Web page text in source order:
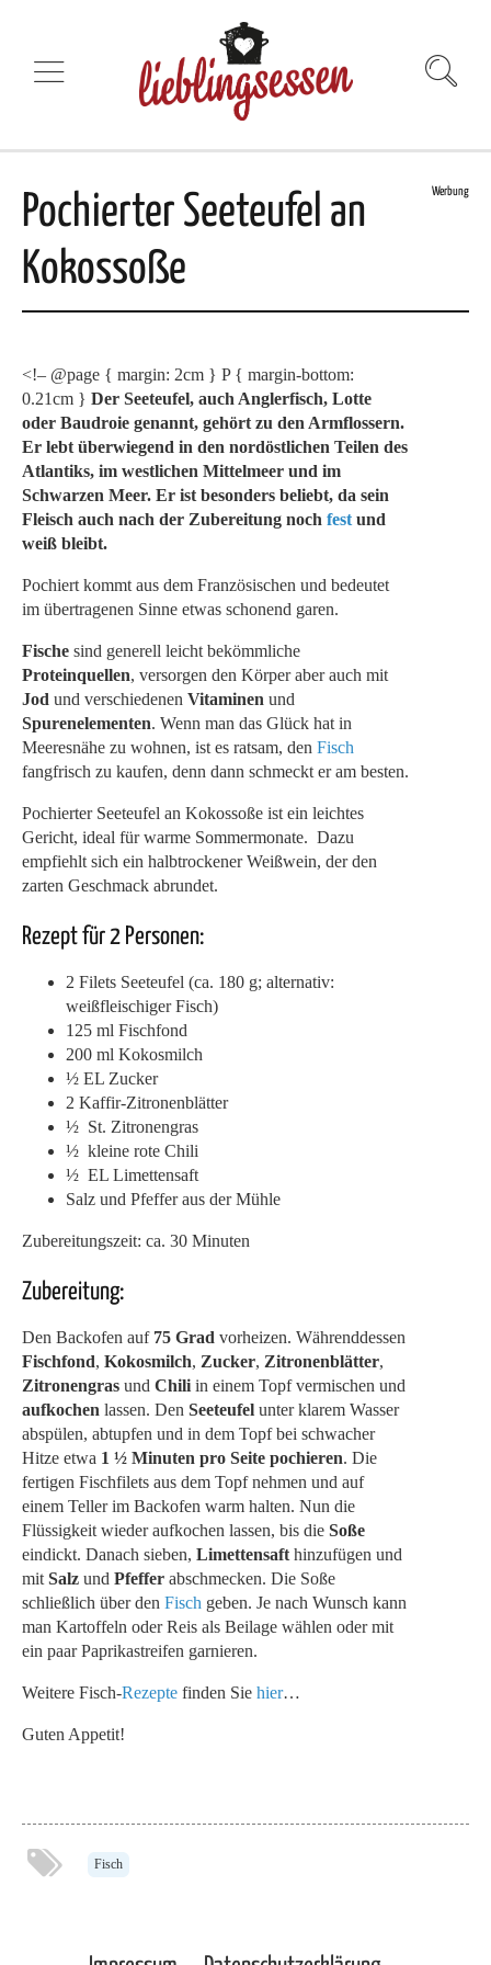
Pochierter Seeteufel an
Kokossoße
Werbung
<!– @page { margin: 2cm } P { margin-bottom:
0.21cm } Der Seeteufel, auch Anglerfisch, Lotte
oder Baudroie genannt, gehört zu den Armflossern.
Er lebt überwiegend in den nordöstlichen Teilen des
Atlantiks, im westlichen Mittelmeer und im
Schwarzen Meer. Er ist besonders beliebt, da sein
Fleisch auch nach der Zubereitung noch fest und
weiß bleibt.
Pochiert kommt aus dem Französischen und bedeutet
im übertragenen Sinne etwas schonend garen.
Fische sind generell leicht bekömmliche
Proteinquellen, versorgen den Körper aber auch mit
Jod und verschiedenen Vitaminen und
Spurenelementen. Wenn man das Glück hat in
Meeresnähe zu wohnen, ist es ratsam, den Fisch
fangfrisch zu kaufen, denn dann schmeckt er am besten.
Pochierter Seeteufel an Kokossoße ist ein leichtes
Gericht, ideal für warme Sommermonate. Dazu
empfiehlt sich ein halbtrockener Weißwein, der den
zarten Geschmack abrundet.
Rezept für 2 Personen:
2 Filets Seeteufel (ca. 180 g; alternativ:
weißfleischiger Fisch)
125 ml Fischfond
200 ml Kokosmilch
½ EL Zucker
2 Kaffir-Zitronenblätter
½ St. Zitronengras
½ kleine rote Chili
½ EL Limettensaft
Salz und Pfeffer aus der Mühle
Zubereitungszeit: ca. 30 Minuten
Zubereitung:
Den Backofen auf 75 Grad vorheizen. Währenddessen
Fischfond, Kokosmilch, Zucker, Zitronenblätter,
Zitronengras und Chili in einem Topf vermischen und
aufkochen lassen. Den Seeteufel unter klarem Wasser
abspülen, abtupfen und in dem Topf bei schwacher
Hitze etwa 1 ½ Minuten pro Seite pochieren. Die
fertigen Fischfilets aus dem Topf nehmen und auf
einem Teller im Backofen warm halten. Nun die
Flüssigkeit wieder aufkochen lassen, bis die Soße
eindickt. Danach sieben, Limettensaft hinzufügen und
mit Salz und Pfeffer abschmecken. Die Soße
schließlich über den Fisch geben. Je nach Wunsch kann
man Kartoffeln oder Reis als Beilage wählen oder mit
ein paar Paprikastreifen garnieren.
Weitere Fisch-Rezepte finden Sie hier…
Guten Appetit!
Fisch